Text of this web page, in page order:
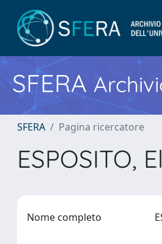
SFERA
SFERA Pagina ricercatore
ESPOSITO,
Nome completo